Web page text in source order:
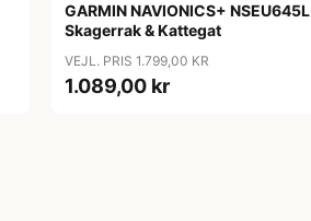
GARMIN NAVIONICS+ NSEU645L
Skagerrak & Kattegat
VEJL. PRIS 1.799,00 KR
1.089,00 kr